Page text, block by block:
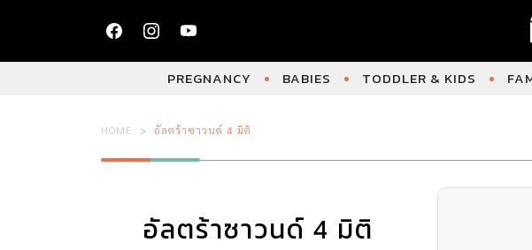
PREGNANCY BABIES TODDLER & KIDS
HOME อัลตร้าซาวนด์ 4 มิติ
อัลตร้าซาวนด์ 4 มิติ